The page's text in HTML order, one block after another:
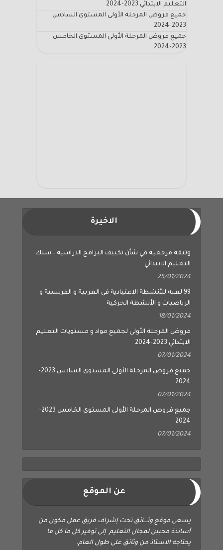
التعليم الابتدائي 2023-2024
جميع فروض المرحلة الأولى المستوى السادس
2023-2024
جميع فروض المرحلة الأولى المستوى الخامس
2023-2024
الاخيرة
وثيقة مرجعية في شأن تكييف البرامج الدراسية – سلك
التعليم الابتدائي
25/01/2024
99 لعبة للأنشطة الاعتيادية في العربية و الفرنسية و
الرياضيات و الأنشطة الحركية
18/01/2024
فروض المرحلة الأولى لجميع مواد و مستويات التعليم
الابتدائي 2023-2024
07/01/2024
جميع فروض المرحلة الأولى المستوى السادس 2023-
2024
07/01/2024
جميع فروض المرحلة الأولى المستوى الخامس 2023-
2024
07/01/2024
عن الموقع
يسعى موقع وثــــائق تحت إشراف فريق عمل مكون من
أساتذة محبين لمجال التعليم إلى توفير كل ما كل ما
يحتاجه الاستاذ من وثائق على طول العام.